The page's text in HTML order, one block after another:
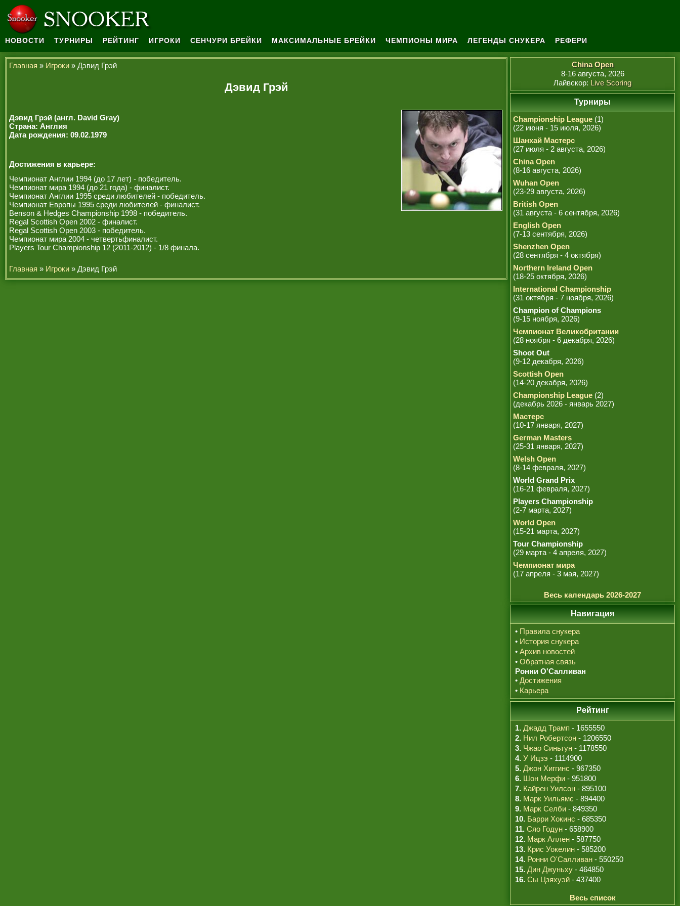
НОВОСТИ ТУРНИРЫ РЕЙТИНГ ИГРОКИ СЕНЧУРИ БРЕЙКИ МАКСИМАЛЬНЫЕ БРЕЙКИ ЧЕМПИОНЫ МИРА ЛЕГЕНДЫ СНУКЕРА РЕФЕРИ
Главная » Игроки » Дэвид Грэй
Дэвид Грэй
Дэвид Грэй (англ. David Gray)
Страна: Англия
Дата рождения: 09.02.1979
Достижения в карьере:
Чемпионат Англии 1994 (до 17 лет) - победитель.
Чемпионат мира 1994 (до 21 года) - финалист.
Чемпионат Англии 1995 среди любителей - победитель.
Чемпионат Европы 1995 среди любителей - финалист.
Benson & Hedges Championship 1998 - победитель.
Regal Scottish Open 2002 - финалист.
Regal Scottish Open 2003 - победитель.
Чемпионат мира 2004 - четвертьфиналист.
Players Tour Championship 12 (2011-2012) - 1/8 финала.
Главная » Игроки » Дэвид Грэй
China Open
8-16 августа, 2026
Лайвскор: Live Scoring
Турниры
Championship League (1)
(22 июня - 15 июля, 2026)
Шанхай Мастерс
(27 июля - 2 августа, 2026)
China Open
(8-16 августа, 2026)
Wuhan Open
(23-29 августа, 2026)
British Open
(31 августа - 6 сентября, 2026)
English Open
(7-13 сентября, 2026)
Shenzhen Open
(28 сентября - 4 октября)
Northern Ireland Open
(18-25 октября, 2026)
International Championship
(31 октября - 7 ноября, 2026)
Champion of Champions
(9-15 ноября, 2026)
Чемпионат Великобритании
(28 ноября - 6 декабря, 2026)
Shoot Out
(9-12 декабря, 2026)
Scottish Open
(14-20 декабря, 2026)
Championship League (2)
(декабрь 2026 - январь 2027)
Мастерс
(10-17 января, 2027)
German Masters
(25-31 января, 2027)
Welsh Open
(8-14 февраля, 2027)
World Grand Prix
(16-21 февраля, 2027)
Players Championship
(2-7 марта, 2027)
World Open
(15-21 марта, 2027)
Tour Championship
(29 марта - 4 апреля, 2027)
Чемпионат мира
(17 апреля - 3 мая, 2027)
Весь календарь 2026-2027
Навигация
• Правила снукера
• История снукера
• Архив новостей
• Обратная связь
Ронни О'Салливан
• Достижения
• Карьера
Рейтинг
1. Джадд Трамп - 1655550
2. Нил Робертсон - 1206550
3. Чжао Синьтун - 1178550
4. У Ицзэ - 1114900
5. Джон Хиггинс - 967350
6. Шон Мерфи - 951800
7. Кайрен Уилсон - 895100
8. Марк Уильямс - 894400
9. Марк Селби - 849350
10. Барри Хокинс - 685350
11. Сяо Годун - 658900
12. Марк Аллен - 587750
13. Крис Уокелин - 585200
14. Ронни О'Салливан - 550250
15. Дин Джуньху - 464850
16. Сы Цзяхуэй - 437400
Весь список